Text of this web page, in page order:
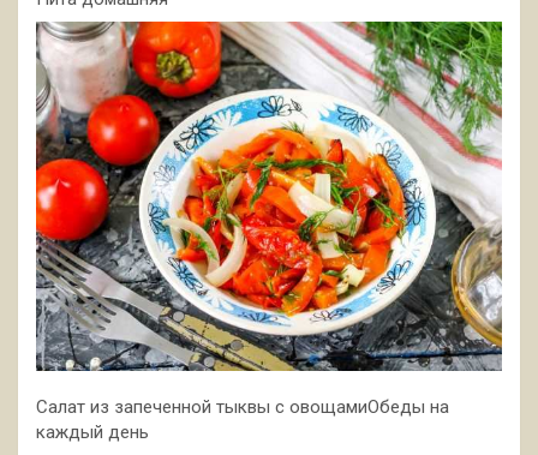
Салат из запеченной тыквы с овощамиОбеды на
каждый день